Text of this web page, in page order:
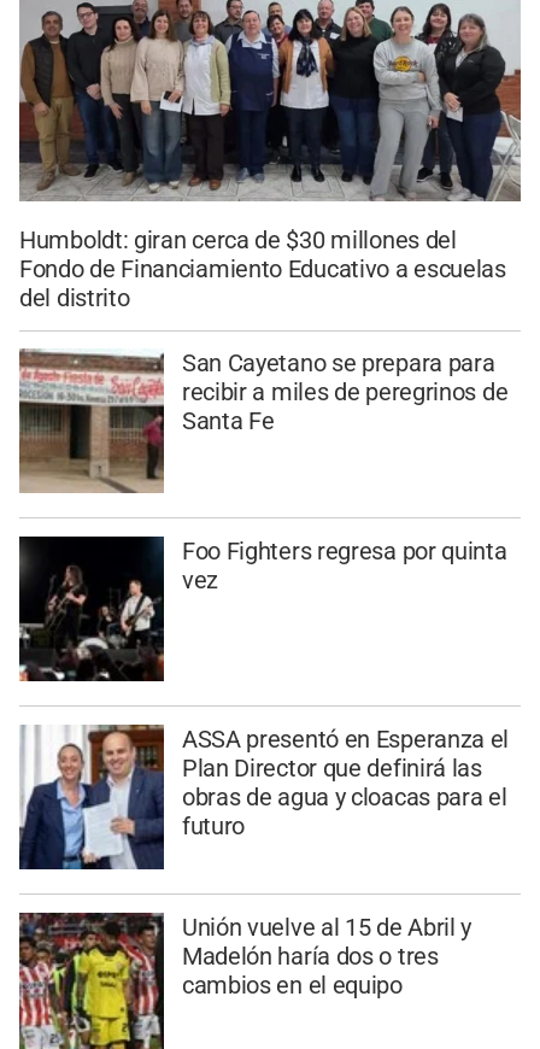
Humboldt: giran cerca de $30 millones del
Fondo de Financiamiento Educativo a escuelas
del distrito
San Cayetano se prepara para
recibir a miles de peregrinos de
Santa Fe
Foo Fighters regresa por quinta
vez
ASSA presentó en Esperanza el
Plan Director que definirá las
obras de agua y cloacas para el
futuro
Unión vuelve al 15 de Abril y
Madelón haría dos o tres
cambios en el equipo